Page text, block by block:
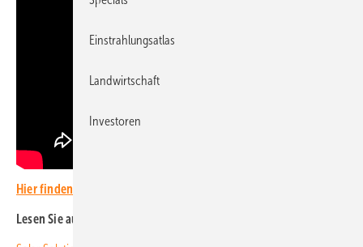
Hier finden Sie mehr Videos PV on Tour.
Lesen Sie auch:
Einstrahlungsatlas
Landwirtschaft
Investoren